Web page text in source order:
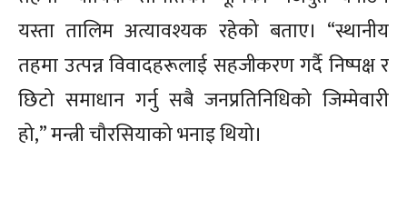
यस्ता तालिम अत्यावश्यक रहेको बताए। “स्थानीय
तहमा उत्पन्न विवादहरूलाई सहजीकरण गर्दै निष्पक्ष र
छिटो समाधान गर्नु सबै जनप्रतिनिधिको जिम्मेवारी
हो,” मन्त्री चौरसियाको भनाइ थियो।